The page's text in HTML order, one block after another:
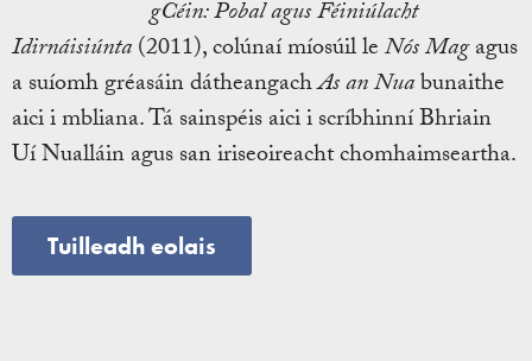
gCéin: Pobal agus Féiniúlacht
Idirnáisiúnta(2011), colúnaí míosúil leNós Magagus
a suíomh gréasáin dátheangachAs an Nuabunaithe
aici i mbliana. Tá sainspéis aici i scríbhinní Bhriain
Uí Nualláin agus san iriseoireacht chomhaimseartha.
Tuilleadh eolais